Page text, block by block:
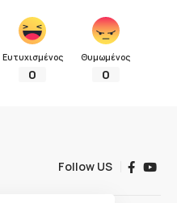
Ευτυχισμένος
0
Θυμωμένος
0
Follow US